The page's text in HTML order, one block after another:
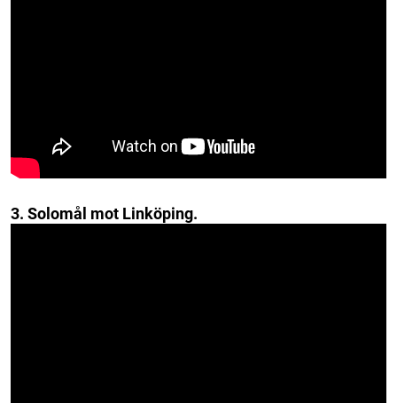
3. Solomål mot Linköping.